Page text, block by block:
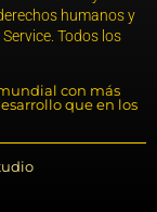
humanos y
Todos los
con más
que en los